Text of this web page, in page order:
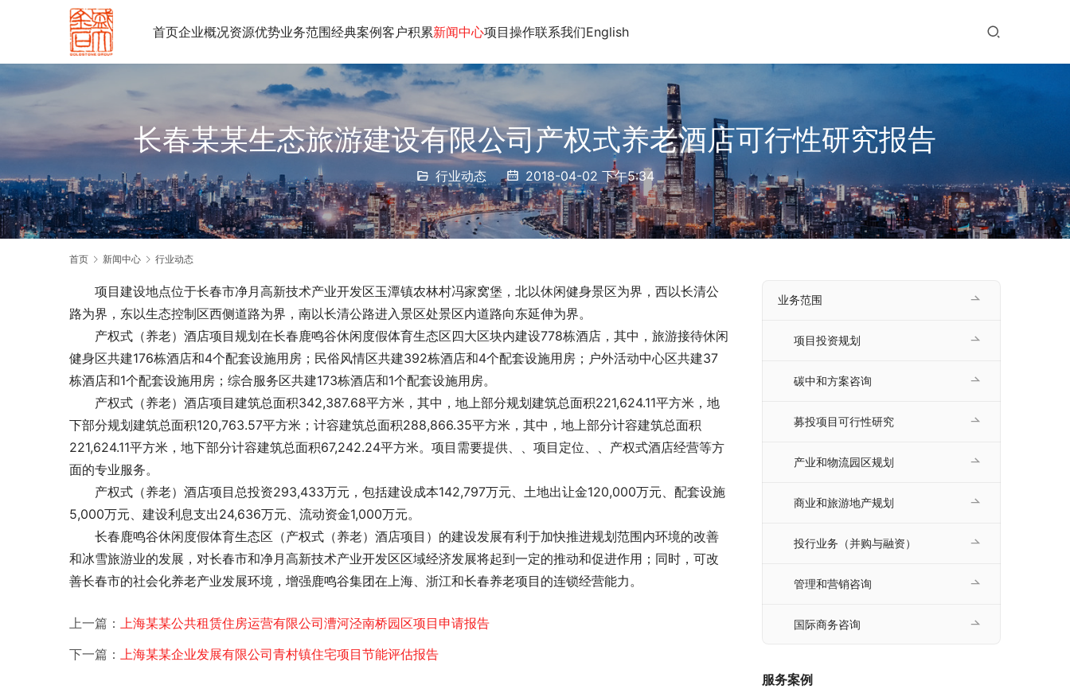
首页企业概况资源优势业务范围经典案例客户积累新闻中心项目操作联系我们English
长春某某生态旅游建设有限公司产权式养老酒店可行性研究报告
行业动态 2018-04-02 下午5:34
首页 新闻中心 行业动态
项目建设地点位于长春市净月高新技术产业开发区玉潭镇农林村冯家窝堡，北以休闲健身景区为界，西以长清公
路为界，东以生态控制区西侧道路为界，南以长清公路进入景区处景区内道路向东延伸为界。
产权式（养老）酒店项目规划在长春鹿鸣谷休闲度假体育生态区四大区块内建设778栋酒店，其中，旅游接待休闲
健身区共建176栋酒店和4个配套设施用房；民俗风情区共建392栋酒店和4个配套设施用房；户外活动中心区共建37
栋酒店和1个配套设施用房；综合服务区共建173栋酒店和1个配套设施用房。
产权式（养老）酒店项目建筑总面积342,387.68平方米，其中，地上部分规划建筑总面积221,624.11平方米，地
下部分规划建筑总面积120,763.57平方米；计容建筑总面积288,866.35平方米，其中，地上部分计容建筑总面积
221,624.11平方米，地下部分计容建筑总面积67,242.24平方米。项目需要提供、 、项目定位、 、产权式酒店经营等方
面的专业服务。
产权式（养老）酒店项目总投资293,433万元，包括建设成本142,797万元、土地出让金120,000万元、配套设施
5,000万元、建设利息支出24,636万元、流动资金1,000万元。
长春鹿鸣谷休闲度假体育生态区（产权式（养老）酒店项目）的建设发展有利于加快推进规划范围内环境的改善
和冰雪旅游业的发展，对长春市和净月高新技术产业开发区区域经济发展将起到一定的推动和促进作用；同时，可改
善长春市的社会化养老产业发展环境，增强鹿鸣谷集团在上海、浙江和长春养老项目的连锁经营能力。
上一篇： 上海某某公共租赁住房运营有限公司漕河泾南桥园区项目申请报告
下一篇： 上海某某企业发展有限公司青村镇住宅项目节能评估报告
业务范围
项目投资规划
碳中和方案咨询
募投项目可行性研究
产业和物流园区规划
商业和旅游地产规划
投行业务（并购与融资）
管理和营销咨询
国际商务咨询
服务案例